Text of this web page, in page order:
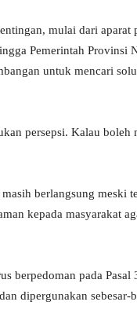
mulai dari aparat
Pemerintah Provinsi
untuk mencari
persepsi. Kalau boleh
berlangsung meski
kepada masyarakat
berpedoman pada
dipergunakan sebesar-